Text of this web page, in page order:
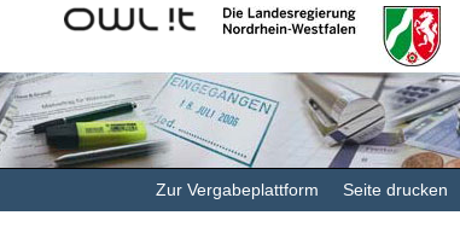
Kommunales
Rechenzentrum
Landesregierung
Nordrhein-
Zur Vergabeplattform Seite drucken